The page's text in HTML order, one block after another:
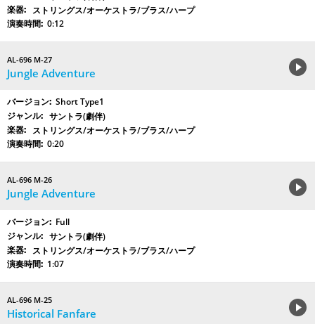
ストリングス/オーケストラ/ブラス/ハープ
0:12
AL-696 M-27
Jungle Adventure
Short Type1
サントラ(劇伴)
ストリングス/オーケストラ/ブラス/ハープ
0:20
AL-696 M-26
Jungle Adventure
Full
サントラ(劇伴)
ストリングス/オーケストラ/ブラス/ハープ
1:07
AL-696 M-25
Historical Fanfare